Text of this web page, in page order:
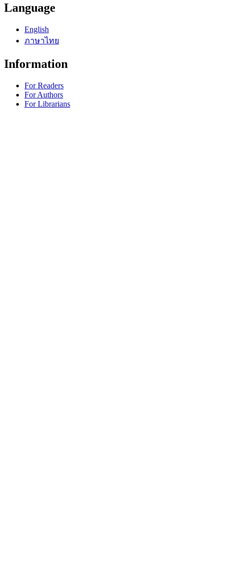
Language
English
ภาษาไทย
Information
For Readers
For Authors
For Librarians